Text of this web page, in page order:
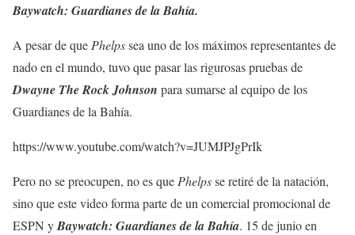
Baywatch: Guardianes de la Bahía.
A pesar de que Phelpssea uno de los máximos representantes de
nado en el mundo, tuvo que pasar las rigurosas pruebas de
Dwayne The Rock Johnson para sumarse al equipo de los
Guardianes de la Bahía.
https://www.youtube.com/watch?v=JUMJPJgPrIk
Pero no se preocupen, no es que Phelpsse retiré de la natación,
sino que este video forma parte de un comercial promocional de
ESPN yBaywatch: Guardianes de la Bahía. 15 de junio en